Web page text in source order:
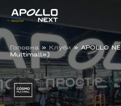
Головна » Клуби» APOLLO
Multimall»)